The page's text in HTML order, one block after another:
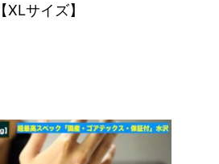
【XLサイズ】